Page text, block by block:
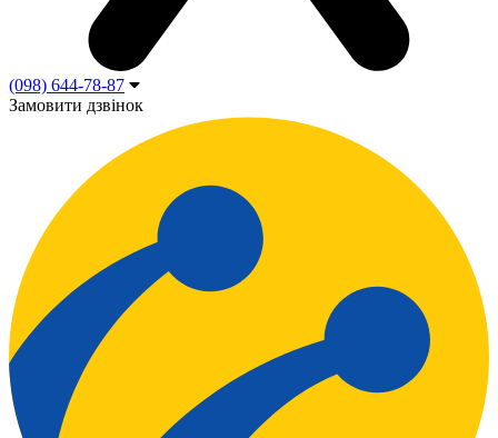
(098) 644-78-87
Замовити дзвінок